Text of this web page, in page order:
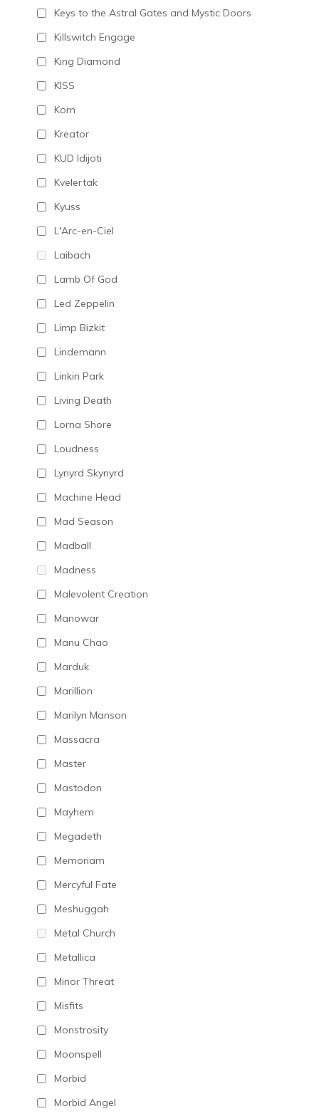
Keys to the Astral Gates and Mystic Doors
Killswitch Engage
King Diamond
KISS
Korn
Kreator
KUD Idijoti
Kvelertak
Kyuss
L'Arc-en-Ciel
Laibach
Lamb Of God
Led Zeppelin
Limp Bizkit
Lindemann
Linkin Park
Living Death
Lorna Shore
Loudness
Lynyrd Skynyrd
Machine Head
Mad Season
Madball
Madness
Malevolent Creation
Manowar
Manu Chao
Marduk
Marillion
Marilyn Manson
Massacra
Master
Mastodon
Mayhem
Megadeth
Memoriam
Mercyful Fate
Meshuggah
Metal Church
Metallica
Minor Threat
Misfits
Monstrosity
Moonspell
Morbid
Morbid Angel